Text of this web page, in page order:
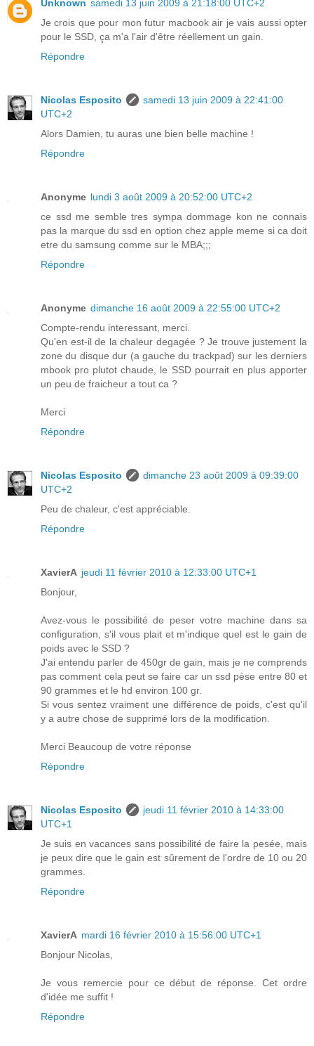
Unknown samedi 13 juin 2009 à 21:18:00 UTC+2
Je crois que pour mon futur macbook air je vais aussi opter
pour le SSD, ça m'a l'air d'être réellement un gain.
Répondre
Nicolas Esposito
samedi 13 juin 2009 à 22:41:00
UTC+2
Alors Damien, tu auras une bien belle machine !
Répondre
Anonyme lundi 3 août 2009 à 20:52:00 UTC+2
ce ssd me semble tres sympa dommage kon ne connais
pas la marque du ssd en option chez apple meme si ca doit
etre du samsung comme sur le MBA;;;
Répondre
Anonyme dimanche 16 août 2009 à 22:55:00 UTC+2
Compte-rendu interessant, merci.
Qu'en est-il de la chaleur degagée ? Je trouve justement la
zone du disque dur (a gauche du trackpad) sur les derniers
mbook pro plutot chaude, le SSD pourrait en plus apporter
un peu de fraicheur a tout ca ?
Merci
Répondre
Nicolas Esposito
dimanche 23 août 2009 à 09:39:00
UTC+2
Peu de chaleur, c'est appréciable.
Répondre
XavierA jeudi 11 février 2010 à 12:33:00 UTC+1
Bonjour,
Avez-vous le possibilité de peser votre machine dans sa
configuration, s'il vous plait et m'indique quel est le gain de
poids avec le SSD ?
J'ai entendu parler de 450gr de gain, mais je ne comprends
pas comment cela peut se faire car un ssd pèse entre 80 et
90 grammes et le hd environ 100 gr.
Si vous sentez vraiment une différence de poids, c'est qu'il
y a autre chose de supprimé lors de la modification.
Merci Beaucoup de votre réponse
Répondre
Nicolas Esposito
jeudi 11 février 2010 à 14:33:00
UTC+1
Je suis en vacances sans possibilité de faire la pesée, mais
je peux dire que le gain est sûrement de l'ordre de 10 ou 20
grammes.
Répondre
XavierA mardi 16 février 2010 à 15:56:00 UTC+1
Bonjour Nicolas,
Je vous remercie pour ce début de réponse. Cet ordre
d'idée me suffit !
Répondre